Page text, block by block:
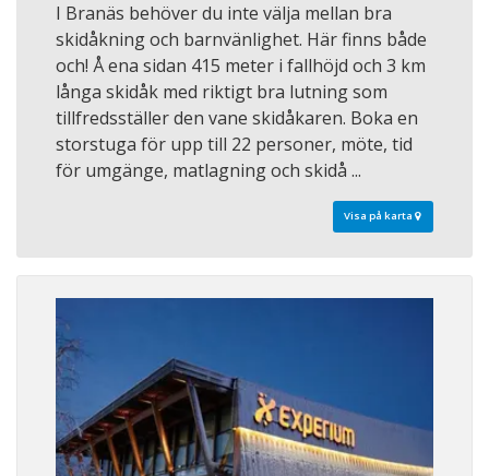
I Branäs behöver du inte välja mellan bra
skidåkning och barnvänlighet. Här finns både
och! Å ena sidan 415 meter i fallhöjd och 3 km
långa skidåk med riktigt bra lutning som
tillfredsställer den vane skidåkaren. Boka en
storstuga för upp till 22 personer, möte, tid
för umgänge, matlagning och skidå ...
Visa på karta